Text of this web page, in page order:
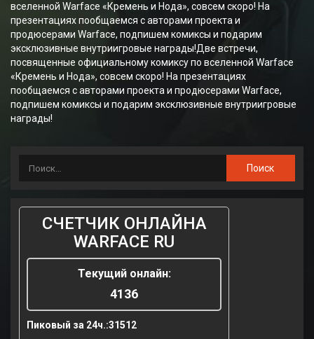
вселенной Warface «Кремень и Нода», совсем скоро! На
презентациях пообщаемся с авторами проекта и
продюсерами Warface, подпишем комиксы и подарим
эксклюзивные внутриигровые награды!Две встречи,
посвященные официальному комиксу по вселенной Warface
«Кремень и Нода», совсем скоро! На презентациях
пообщаемся с авторами проекта и продюсерами Warface,
подпишем комиксы и подарим эксклюзивные внутриигровые
награды!
СЧЕТЧИК ОНЛАЙНА
WARFACE RU
Текущий онлайн:
4136
Пиковый за 24ч.:31512